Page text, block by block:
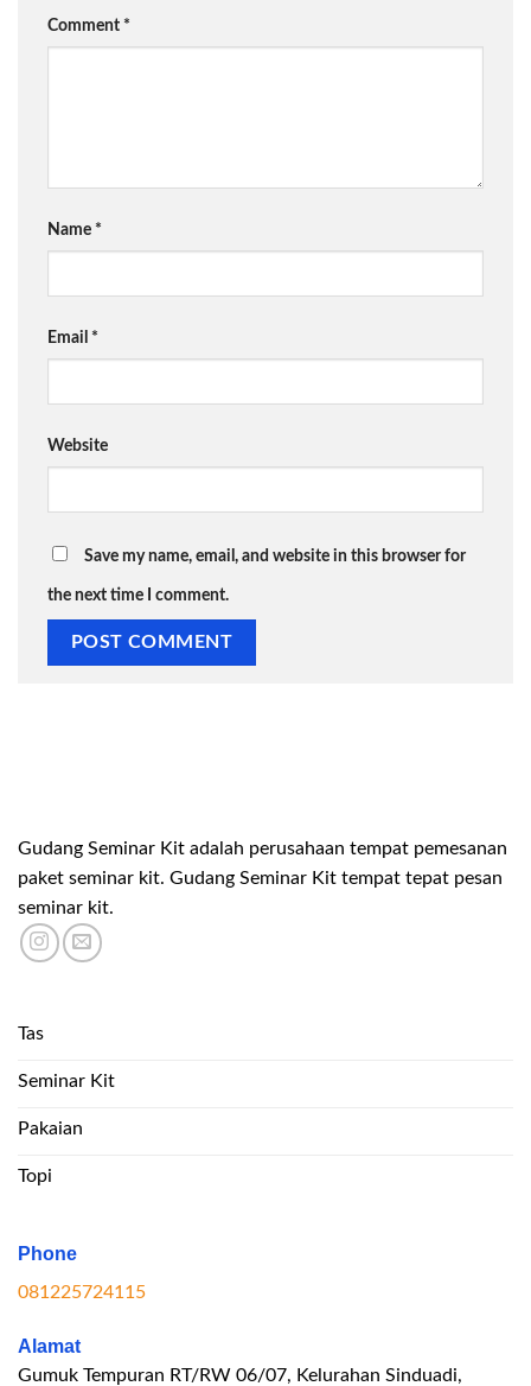
Comment *
Name *
Email *
Website
Save my name, email, and website in this browser for
the next time I comment.
Gudang Seminar Kit adalah perusahaan tempat pemesanan
paket seminar kit. Gudang Seminar Kit tempat tepat pesan
seminar kit.
Tas
Seminar Kit
Pakaian
Topi
Phone
081225724115
Alamat
Gumuk Tempuran RT/RW 06/07, Kelurahan Sinduadi,